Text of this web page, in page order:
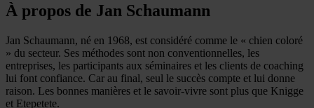
À propos de Jan Schaumann
Jan Schaumann, né en 1968, est considéré comme le « chien coloré
» du secteur. Ses méthodes sont non conventionnelles, les
entreprises, les participants aux séminaires et les clients de coaching
lui font confiance. Car au final, seul le succès compte et lui donne
raison. Les bonnes manières et le savoir-vivre sont plus que Knigge
et Etepetete.